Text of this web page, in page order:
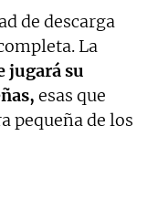
de descarga
La
jugará su
esas que
pequeña de los